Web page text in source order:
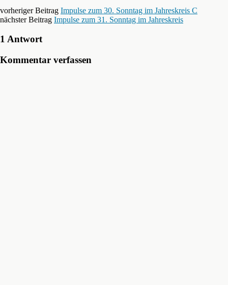
vorheriger Beitrag Impulse zum 30. Sonntag im Jahreskreis C
nächster Beitrag Impulse zum 31. Sonntag im Jahreskreis
1 Antwort
Kommentar verfassen